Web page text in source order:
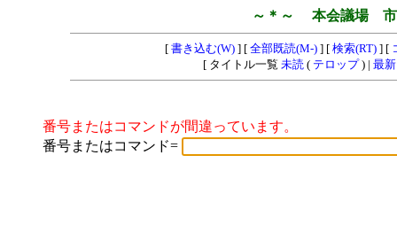
～＊～ 本会議場 市
[ 書き込む(W)] [ 全部既読(M-)] [ 検索(RT)] [
[ タイトル一覧 未読( テロップ) | 最新
番号またはコマンドが間違っています。
番号またはコマンド=